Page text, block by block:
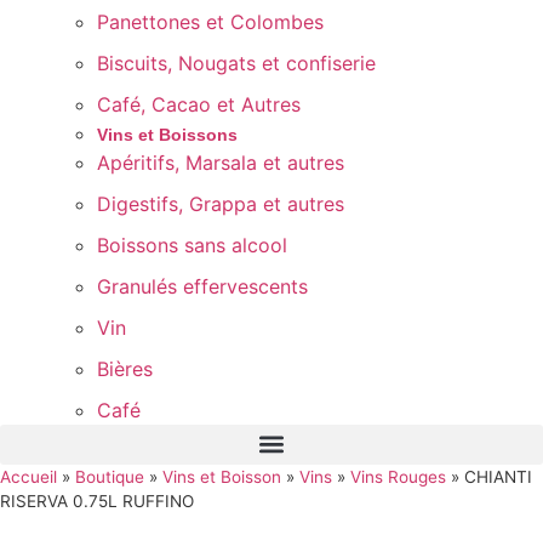
Panettones et Colombes
Biscuits, Nougats et confiserie
Café, Cacao et Autres
Vins et Boissons
Apéritifs, Marsala et autres
Digestifs, Grappa et autres
Boissons sans alcool
Granulés effervescents
Vin
Bières
Café
Accueil » Boutique » Vins et Boisson » Vins » Vins Rouges » CHIANTI
RISERVA 0.75L RUFFINO